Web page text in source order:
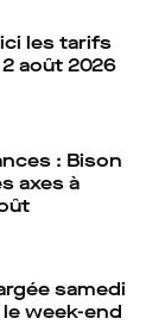
les tarifs
août 2026
: Bison
axes à
samedi
week-end